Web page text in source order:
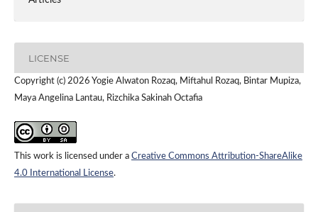
LICENSE
Copyright (c) 2026 Yogie Alwaton Rozaq, Miftahul Rozaq, Bintar Mupiza,
Maya Angelina Lantau, Rizchika Sakinah Octafia
This work is licensed under a Creative Commons Attribution-ShareAlike
4.0 International License.